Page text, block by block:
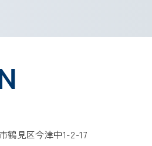
鶴見区今津中1-2-17